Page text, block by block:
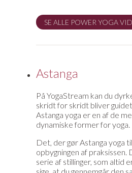
SE ALLE POWER YOGA
Astanga
På YogaStream kan du
skridt for skridt bliver
Astanga yoga er en af de
dynamiske former for yoga.
Det, der gør Astanga yoga
opbygningen af praksissen.
serie af stillinger, som altid